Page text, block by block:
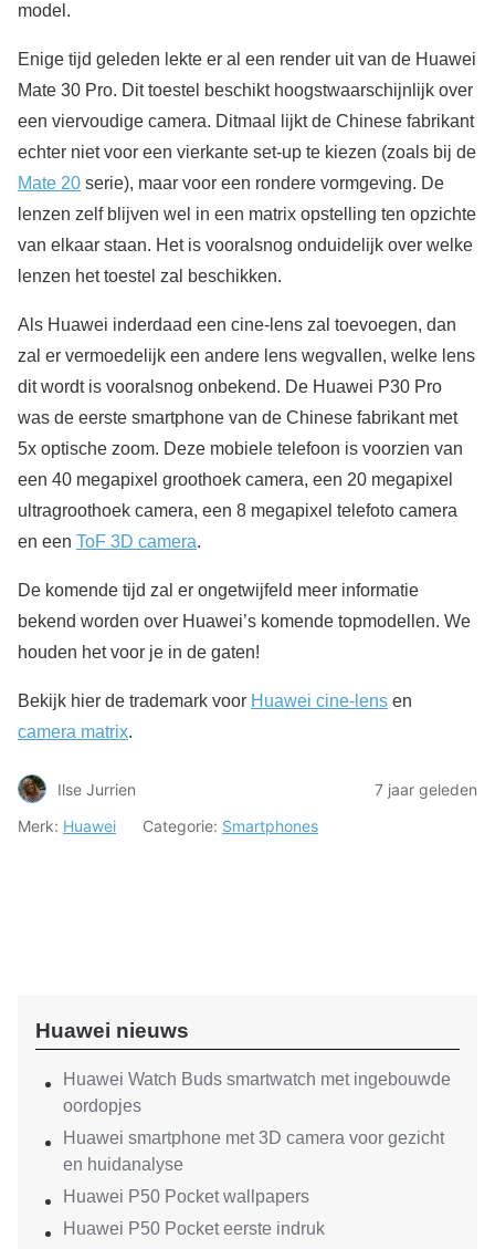
model.
Enige tijd geleden lekte er al een render uit van de Huawei
Mate 30 Pro. Dit toestel beschikt hoogstwaarschijnlijk over
een viervoudige camera. Ditmaal lijkt de Chinese fabrikant
echter niet voor een vierkante set-up te kiezen (zoals bij de
Mate 20 serie), maar voor een rondere vormgeving. De
lenzen zelf blijven wel in een matrix opstelling ten opzichte
van elkaar staan. Het is vooralsnog onduidelijk over welke
lenzen het toestel zal beschikken.
Als Huawei inderdaad een cine-lens zal toevoegen, dan
zal er vermoedelijk een andere lens wegvallen, welke lens
dit wordt is vooralsnog onbekend. De Huawei P30 Pro
was de eerste smartphone van de Chinese fabrikant met
5x optische zoom. Deze mobiele telefoon is voorzien van
een 40 megapixel groothoek camera, een 20 megapixel
ultragroothoek camera, een 8 megapixel telefoto camera
en een ToF 3D camera.
De komende tijd zal er ongetwijfeld meer informatie
bekend worden over Huawei’s komende topmodellen. We
houden het voor je in de gaten!
Bekijk hier de trademark voor Huawei cine-lens en
camera matrix.
Ilse Jurrien
7 jaar geleden
Merk: Huawei Categorie: Smartphones
Huawei nieuws
Huawei Watch Buds smartwatch met ingebouwde
oordopjes
Huawei smartphone met 3D camera voor gezicht
en huidanalyse
Huawei P50 Pocket wallpapers
Huawei P50 Pocket eerste indruk